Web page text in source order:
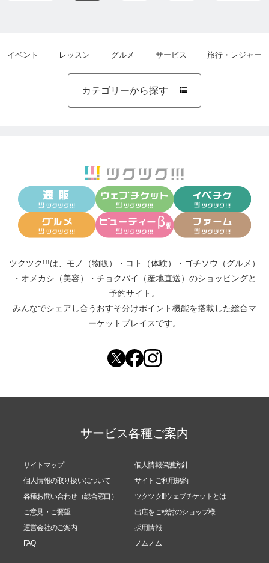
イベント レッスン グルメ サービス 旅行・レジャー
カテゴリーから探す 
ツクツク!!!は、 モノ（物販） ・ コト（体験） ・ ゴチソウ（グルメ）
・ オメカシ（美容） ・ チョクバイ（産地直送） のショッピングと
予約サイト。
みんなでシェアし合う おすそ分けポイント機能を搭載した総合マ
ーケットプレイスです。
サービス各種ご案内
サイトマップ
個人情報保護方針
個人情報の取り扱いについて
サイトご利用規約
各種お問い合わせ（総合窓口）
ツクツク!!!ウェブチケットとは
ご意見・ご要望
出店をご検討のショップ様
運営会社のご案内
採用情報
FAQ
ノムノム